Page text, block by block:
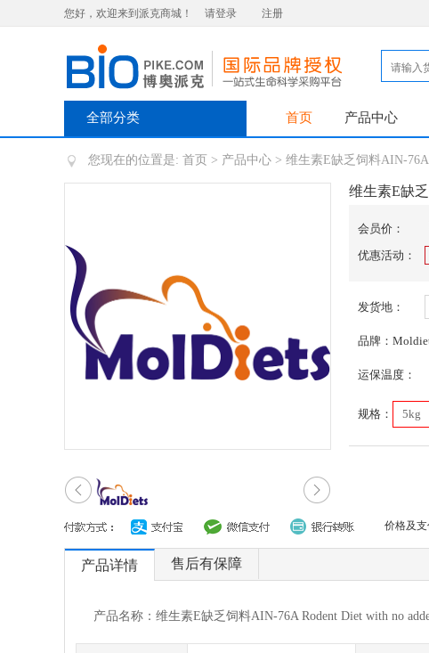
您好，欢迎来到派克商城！ 请登录 注册
全部分类 首页 产品中心
您现在的位置是: 首页 > 产品中心 > 维生素E缺乏饲料AIN-76A
维生素E缺
会员价：
优惠活动：
发货地：
品牌：
运保温度：
规格： 5kg
价格及
产品详情 售后有保障
产品名称：维生素E缺乏饲料AIN-76A Rodent Diet with no